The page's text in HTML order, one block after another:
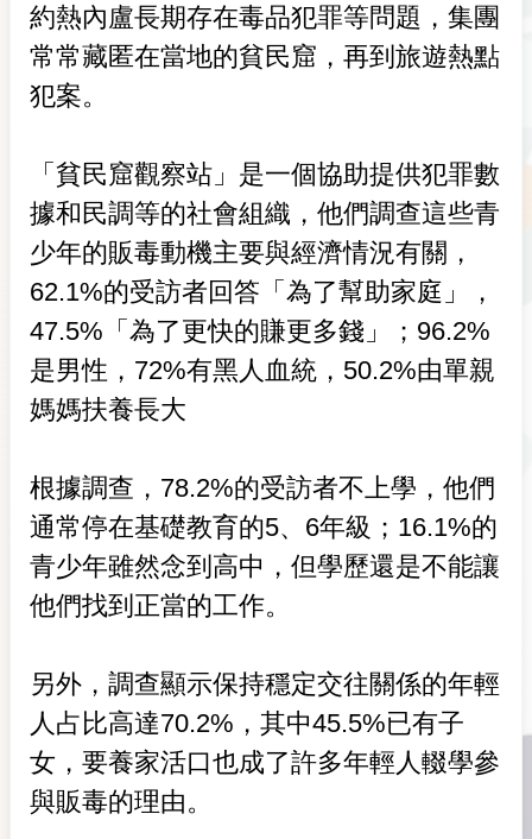
約熱內盧長期存在毒品犯罪等問題，集團
常常藏匿在當地的貧民窟，再到旅遊熱點
犯案。
「貧民窟觀察站」是一個協助提供犯罪數
據和民調等的社會組織，他們調查這些青
少年的販毒動機主要與經濟情況有關，
62.1%的受訪者回答「為了幫助家庭」，
47.5%「為了更快的賺更多錢」；96.2%
是男性，72%有黑人血統，50.2%由單親
媽媽扶養長大
根據調查，78.2%的受訪者不上學，他們
通常停在基礎教育的5、6年級；16.1%的
青少年雖然念到高中，但學歷還是不能讓
他們找到正當的工作。
另外，調查顯示保持穩定交往關係的年輕
人占比高達70.2%，其中45.5%已有子
女，要養家活口也成了許多年輕人輟學參
與販毒的理由。